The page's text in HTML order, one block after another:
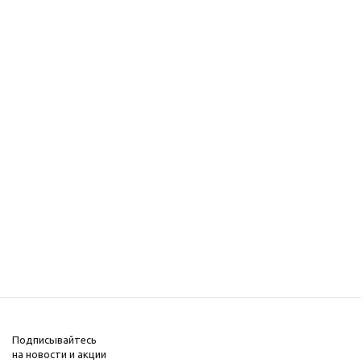
Подписывайтесь
на новости и акции